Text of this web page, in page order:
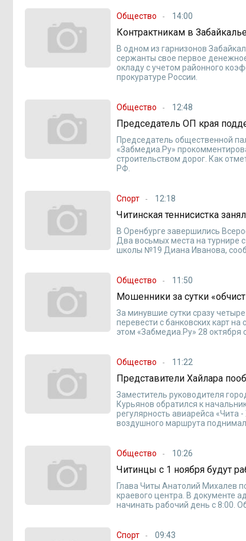
Общество 14:00
Контрактникам в
В одном из гарнизонов
сержанты свое первое
окладу с учетом районного
прокуратуре России.
Общество 12:48
Председатель ОП края
Председатель общественной
«Забмедиа.Ру»
строительством дорог. Как
РФ.
Спорт 12:18
Читинская теннисистка
В Оренбурге завершились
Два восьмых места на турнире
школы №19 Диана Иванова,
Общество 11:50
Мошенники за сутки
За минувшие сутки сразу
перевести с банковских карт
этом «Забмедиа.Ру» 28
Общество 11:22
Представители Хайлара
Заместитель руководителя
Курьянов обратился к
регулярность авиарейса «Чита
воздушного маршрута
Общество 10:26
Читинцы с 1 ноября будут
Глава Читы Анатолий Михалев
краевого центра. В документе
начинать рабочий день с 8:00.
Спорт 09:43